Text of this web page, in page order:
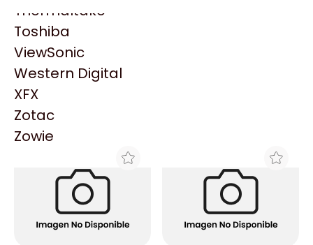
Thermaltake
Toshiba
ViewSonic
Western Digital
XFX
Zotac
Zowie
LOGG
MOUSE GAMER RAPTOR
STORM GRIP 4 BOTONES
3600DPI NEGRO LED 7
COLORES
$6.999